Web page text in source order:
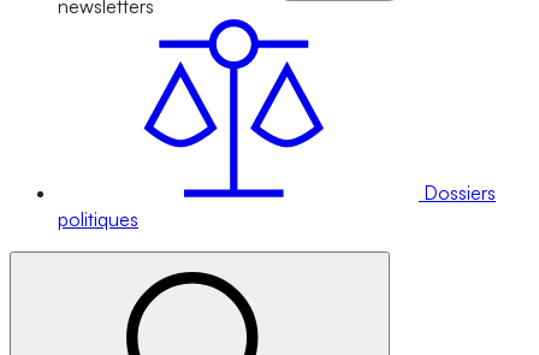
newsletters
Dossiers
politiques